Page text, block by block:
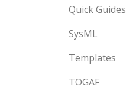
Quick Guides
SysML
Templates
TOGAF